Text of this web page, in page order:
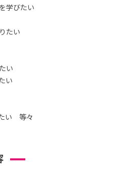
学びたい
たい
い
い
い 等々